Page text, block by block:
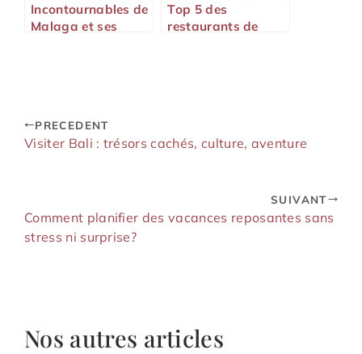
Incontournables de
Malaga et ses
Top 5 des
restaurants de
PRECEDENT
Visiter Bali : trésors cachés, culture, aventure
SUIVANT
Comment planifier des vacances reposantes sans
stress ni surprise?
Nos autres articles